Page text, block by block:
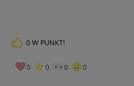
0 W PUNKT!
0 0 0 0